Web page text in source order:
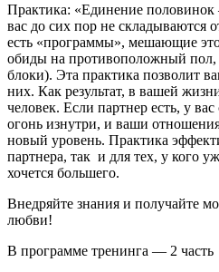
Практика: «Единение
вас до сих пор не складываются
есть «программы», мешающие
обиды на противоположный пол,
блоки). Эта практика позволит
них. Как результат, в вашей
человек. Если партнер есть, у
огонь изнутри, и ваши
новый уровень. Практика
партнера, так и для тех, у кого
хочется большего.
Внедряйте знания и получайте
любви!
В программе тренинга — 2 часть